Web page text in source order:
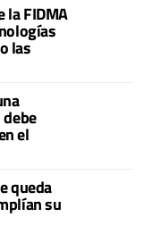
la FIDMA
las
el
queda
su